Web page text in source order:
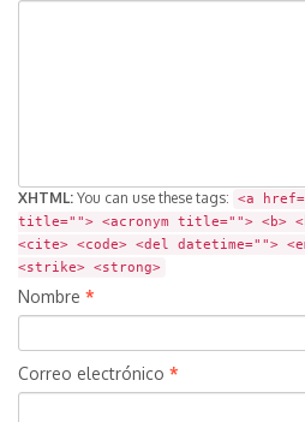
XHTML: You can use these tags:
<a
title=""> <acronym title=""> <b>
<cite> <code> <del datetime="">
<strike> <strong>
Nombre *
Correo electrónico *